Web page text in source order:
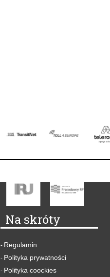
Na skróty
- Regulamin
- Polityka prywatności
- Polityka coockies